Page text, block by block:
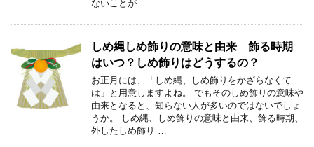
ないことが …
しめ縄しめ飾りの意味と由来 飾る時期
はいつ？しめ飾りはどうするの？
お正月には、「しめ縄、しめ飾りをかざらなくて
は」と用意しますよね。 でもそのしめ飾りの意味や
由来となると、知らない人が多いのではないでしょ
うか。 しめ縄、しめ飾りの意味と由来、飾る時期、
外したしめ飾り …